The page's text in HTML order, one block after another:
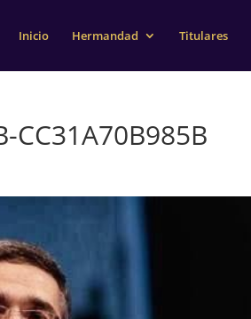
Inicio Hermandad Titulares
CC31A70B985B